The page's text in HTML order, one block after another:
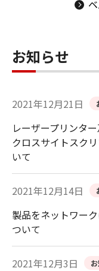
お知らせ
2021年12月21日
レーザープリンタ
クロスサイトスク
いて
2021年12月14日
製品をネットワー
ついて
2021年12月3日